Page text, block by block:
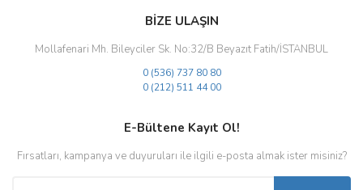
BİZE ULAŞIN
Mollafenari Mh. Bileyciler Sk. No:32/B Beyazıt Fatih/İSTANBUL
0 (536) 737 80 80
0 (212) 511 44 00
E-Bültene Kayıt Ol!
Fırsatları, kampanya ve duyuruları ile ilgili e-posta almak ister misiniz?